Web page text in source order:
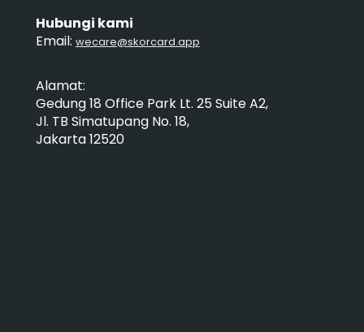
Hubungi kami
Email: wecare@skorcard.app
Alamat:
Gedung 18 Office Park Lt. 25 Suite A2,
Jl. TB Simatupang No. 18,
Jakarta 12520